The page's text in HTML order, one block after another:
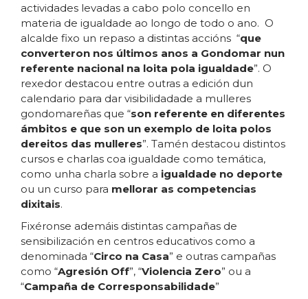
actividades levadas a cabo polo concello en
materia de igualdade ao longo de todo o ano. O
alcalde fixo un repaso a distintas accións “que
converteron nos últimos anos a Gondomar nun
referente nacional na loita pola igualdade”. O
rexedor destacou entre outras a edición dun
calendario para dar visibilidadade a mulleres
gondomareñas que “son referente en diferentes
ámbitos e que son un exemplo de loita polos
dereitos das mulleres”. Tamén destacou distintos
cursos e charlas coa igualdade como temática,
como unha charla sobre a igualdade no deporte
ou un curso para mellorar as competencias
dixitais.
Fixéronse ademáis distintas campañas de
sensibilización en centros educativos como a
denominada “Circo na Casa” e outras campañas
como “Agresión Off”, “Violencia Zero” ou a
“Campaña de Corresponsabilidade”